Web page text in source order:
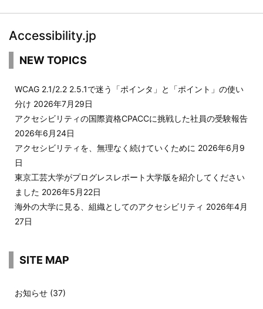
Accessibility.jp
NEW TOPICS
WCAG 2.1/2.2 2.5.1で迷う「ポインタ」と「ポイント」の使い
分け 2026年7月29日
アクセシビリティの国際資格CPACCに挑戦した社員の受験報告
2026年6月24日
アクセシビリティを、無理なく続けていくために 2026年6月9
日
東京工芸大学がプログレスレポート大学版を紹介してください
ました 2026年5月22日
海外の大学に見る、組織としてのアクセシビリティ 2026年4月
27日
SITE MAP
お知らせ (37)